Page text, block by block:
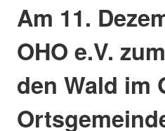
Am 11.
OHO e.V.
den Wald im